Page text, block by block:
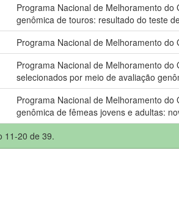
Programa Nacional de Melhoramento
genômica de touros: resultado do teste
Programa Nacional de Melhoramento
Programa Nacional de Melhoramento
selecionados por meio de avaliação
Programa Nacional de Melhoramento
genômica de fêmeas jovens e adultas:
11-20 de 39.